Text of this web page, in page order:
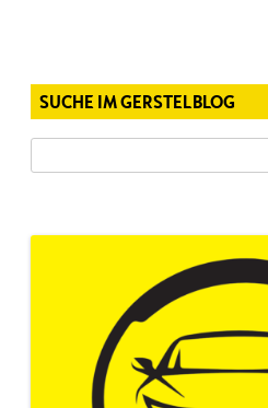
SUCHE IM GERSTELBLOG